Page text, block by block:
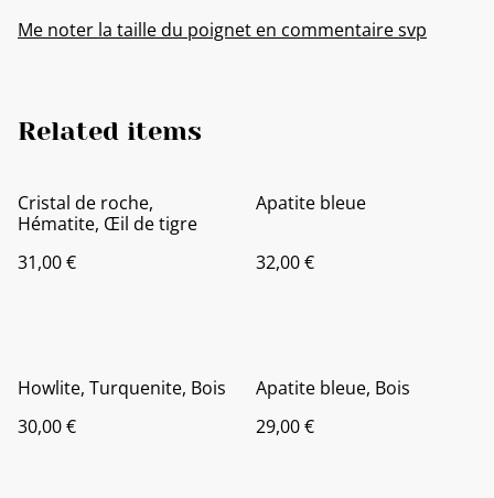
Me noter la taille du poignet en commentaire svp
Related items
Cristal de roche,
Hématite, Œil de tigre
31,00 €
Apatite bleue
32,00 €
Howlite, Turquenite, Bois
30,00 €
Apatite bleue, Bois
29,00 €